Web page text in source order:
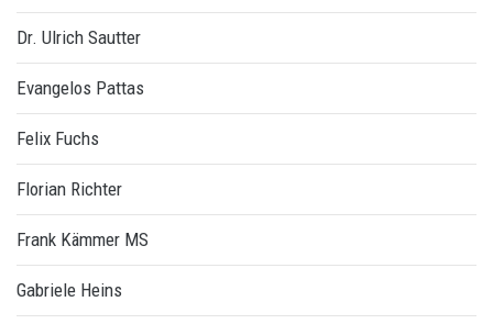
Dr. Ulrich Sautter
Evangelos Pattas
Felix Fuchs
Florian Richter
Frank Kämmer MS
Gabriele Heins